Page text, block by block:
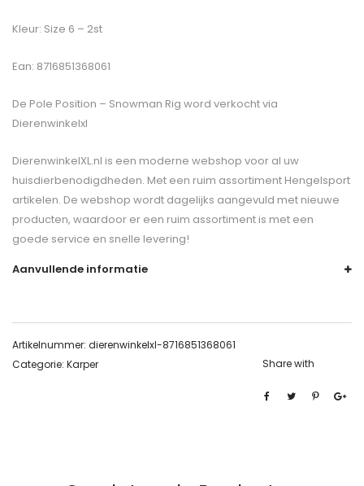
Kleur: Size 6 – 2st
Ean: 8716851368061
De Pole Position – Snowman Rig word verkocht via
Dierenwinkelxl
DierenwinkelXL.nl is een moderne webshop voor al uw
huisdierbenodigdheden. Met een ruim assortiment Hengelsport
artikelen. De webshop wordt dagelijks aangevuld met nieuwe
producten, waardoor er een ruim assortiment is met een
goede service en snelle levering!
Aanvullende informatie
Artikelnummer: dierenwinkelxl-8716851368061
Categorie: Karper Share with